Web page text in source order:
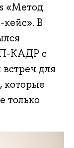
«Метод
кейс». В
КАДР с
для
которые
только